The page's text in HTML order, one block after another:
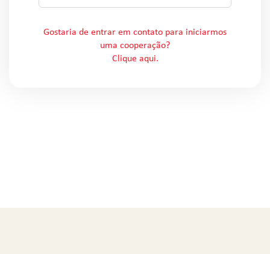
Gostaria de entrar em contato para iniciarmos
uma cooperação?
Clique aqui.